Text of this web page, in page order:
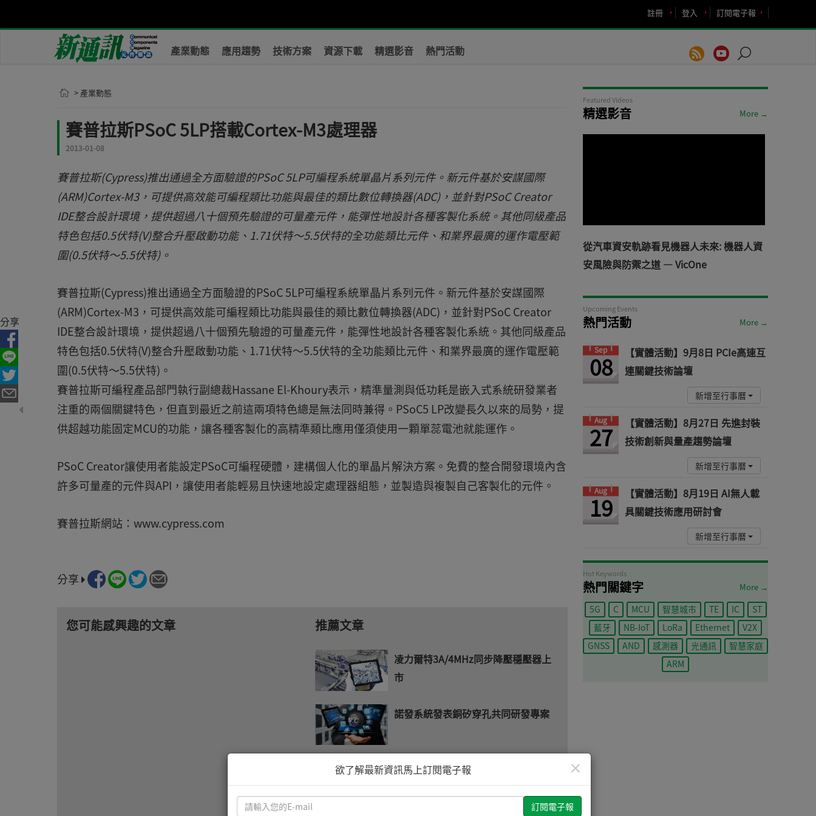
訂閱電子報
登入
註冊
產業動態 應用趨勢 技術方案 資源下載 精選影音 熱門活動
> 產業動態
賽普拉斯PSoC 5LP搭載Cortex-M3處理器
2013-01-08
賽普拉斯(Cypress)推出通過全方面驗證的PSoC 5LP可編程系統單晶片系列元件。新元件基於安謀國際
(ARM)Cortex-M3，可提供高效能可編程類比功能與最佳的類比數位轉換器(ADC)，並針對PSoC Creator
IDE整合設計環境，提供超過八十個預先驗證的可量產元件，能彈性地設計各種客製化系統。其他同級產品
特色包括0.5伏特(V)整合升壓啟動功能、1.71伏特～5.5伏特的全功能類比元件、和業界最廣的運作電壓範
圍(0.5伏特～5.5伏特)。
賽普拉斯(Cypress)推出通過全方面驗證的PSoC 5LP可編程系統單晶片系列元件。新元件基於安謀國際
(ARM)Cortex-M3，可提供高效能可編程類比功能與最佳的類比數位轉換器(ADC)，並針對PSoC Creator
IDE整合設計環境，提供超過八十個預先驗證的可量產元件，能彈性地設計各種客製化系統。其他同級產品
特色包括0.5伏特(V)整合升壓啟動功能、1.71伏特～5.5伏特的全功能類比元件、和業界最廣的運作電壓範
圍(0.5伏特～5.5伏特)。
賽普拉斯可編程產品部門執行副總裁Hassane El-Khoury表示，精準量測與低功耗是嵌入式系統研發業者
注重的兩個關鍵特色，但直到最近之前這兩項特色總是無法同時兼得。PSoC5 LP改變長久以來的局勢，提
供超越功能固定MCU的功能，讓各種客製化的高精準類比應用僅須使用一顆單蕊電池就能運作。
PSoC Creator讓使用者能設定PSoC可編程硬體，建構個人化的單晶片解決方案。免費的整合開發環境內含
許多可量產的元件與API，讓使用者能輕易且快速地設定處理器組態，並製造與複製自己客製化的元件。
賽普拉斯網站：www.cypress.com
分享
您可能感興趣的文章 推薦文章
凌力爾特3A/4MHz同步降壓穩壓器上
市
諾發系統發表銅矽穿孔共同研發專案
美國內政部採用飛利浦感應式智慧卡
晶片技術
Featured Videos
精選影音 More →
從汽車資安軌跡看見機器人未來: 機器人資
安風險與防禦之道 — VicOne
Upcoming Events
熱門活動 More →
Sep
08
【實體活動】9月8日 PCIe高速互
連關鍵技術論壇
新增至行事曆
Aug
27
【實體活動】8月27日 先進封裝
技術創新與量產趨勢論壇
新增至行事曆
Aug
19
【實體活動】8月19日 AI無人載
具關鍵技術應用研討會
新增至行事曆
Hot Keywords
熱門關鍵字 More →
5G C MCU 智慧城市 TE IC
ST
藍牙
NB-IoT LoRa Ethernet
V2X
GNSS
AND 感測器 光通訊
智慧家庭
ARM
分享
×
欲了解最新資訊馬上訂閱電子報